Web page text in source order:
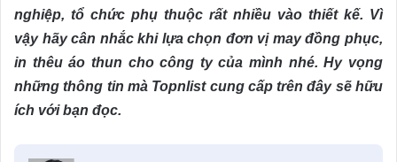
nghiệp, tổ chức phụ thuộc rất nhiều vào thiết kế. Vì
vậy hãy cân nhắc khi lựa chọn đơn vị may đồng phục,
in thêu áo thun cho công ty của mình nhé. Hy vọng
những thông tin mà Topnlist cung cấp trên đây sẽ hữu
ích với bạn đọc.